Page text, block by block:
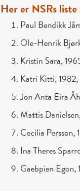
Her er NSRs
Paul Bendikk
Ole-Henrik
Kristin Sara,
Katri Kitti,
Jon Anta Eira
Mattis
Cecilia Persson,
Ina Theres
Gaebpien Egon,